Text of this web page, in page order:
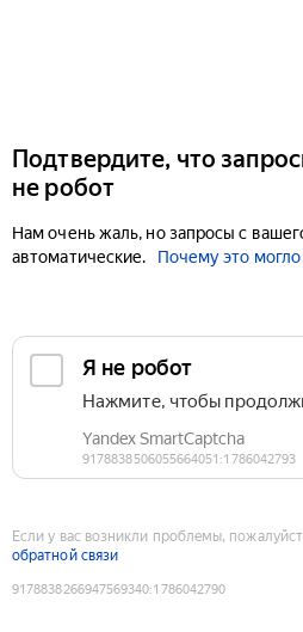
Подтвердите, что
не робот
Нам очень жаль, но запросы с
автоматические.
Почему это
Если у вас возникли проблемы,
обратной связи
9178838266947569340:1786042790